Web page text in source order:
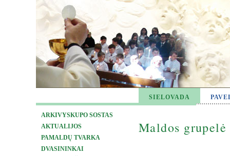
SIELOVADA
ARKIVYSKUPO SOSTAS
AKTUALIJOS
PAMALDŲ TVARKA
DVASININKAI
Maldos grupelė